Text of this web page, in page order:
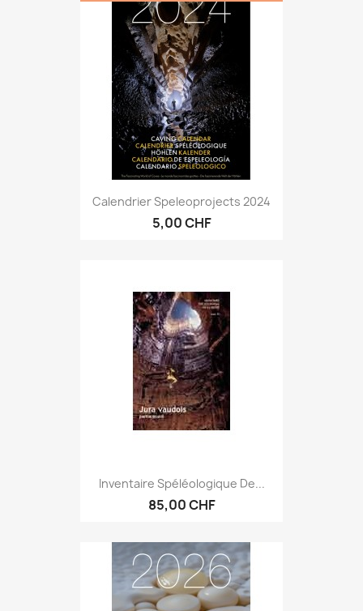
Calendrier Speleoprojects 2024
5,00 CHF
Inventaire Spéléologique De...
85,00 CHF